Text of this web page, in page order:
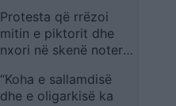
ushtarak
Balogun në Botërorin
2026
Protesta që rrëzoi
mitin e piktorit dhe
nxori në skenë noterin
“Koha e sallamdisë
dhe e oligarkisë ka